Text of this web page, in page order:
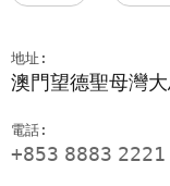
地址:
澳門望德聖母灣
電話:
+853 8883 2221